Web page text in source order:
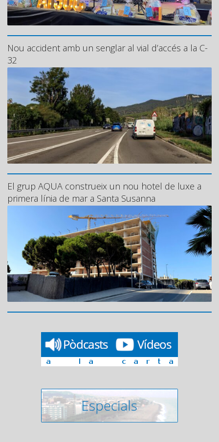
Nou accident amb un senglar al vial d’accés a la C-
32
El grup AQUA construeix un nou hotel de luxe a
primera línia de mar a Santa Susanna